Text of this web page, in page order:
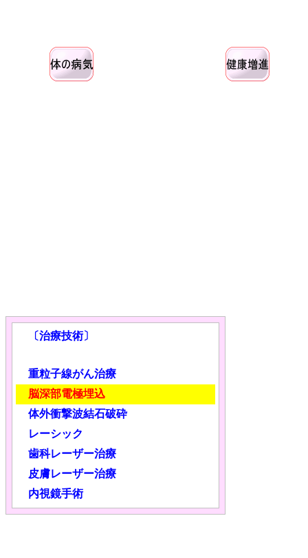
〔治療技術〕
重粒子線がん治療
脳深部電極埋込
体外衝撃波結石破砕
レーシック
歯科レーザー治療
皮膚レーザー治療
内視鏡手術